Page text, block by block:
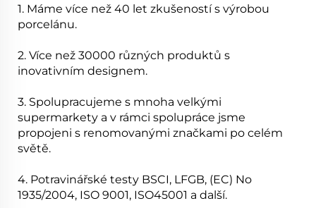
1. Máme více než 40 let zkušeností s výrobou
porcelánu.
2. Více než 30000 různých produktů s
inovativním designem.
3. Spolupracujeme s mnoha velkými
supermarkety a v rámci spolupráce jsme
propojeni s renomovanými značkami po celém
světě.
4. Potravinářské testy BSCI, LFGB, (EC) No
1935/2004, ISO 9001, ISO45001 a další.